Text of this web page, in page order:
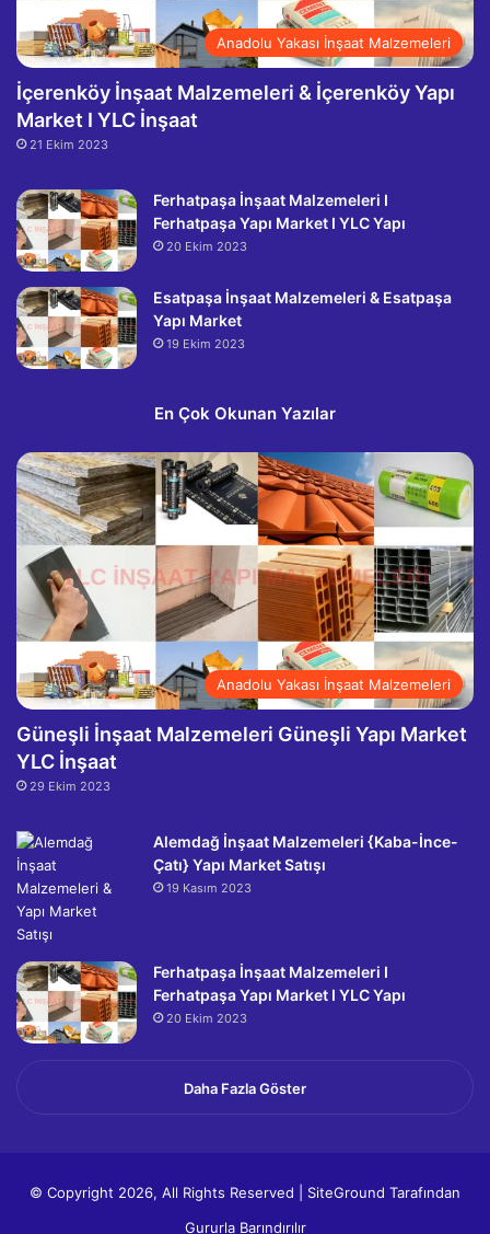
Anadolu Yakası İnşaat Malzemeleri
İçerenköy İnşaat Malzemeleri & İçerenköy Yapı
Market I YLC İnşaat
21 Ekim 2023
Ferhatpaşa İnşaat Malzemeleri I
Ferhatpaşa Yapı Market I YLC Yapı
20 Ekim 2023
Esatpaşa İnşaat Malzemeleri & Esatpaşa
Yapı Market
19 Ekim 2023
En Çok Okunan Yazılar
Anadolu Yakası İnşaat Malzemeleri
Güneşli İnşaat Malzemeleri Güneşli Yapı Market
YLC İnşaat
29 Ekim 2023
Alemdağ İnşaat Malzemeleri {Kaba-İnce-
Çatı} Yapı Market Satışı
19 Kasım 2023
Ferhatpaşa İnşaat Malzemeleri I
Ferhatpaşa Yapı Market I YLC Yapı
20 Ekim 2023
Daha Fazla Göster
© Copyright 2026, All Rights Reserved | SiteGround Tarafından
Gururla Barındırılır